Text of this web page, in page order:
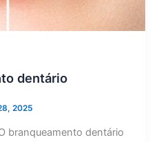
dentário
2025
branqueamento dentário